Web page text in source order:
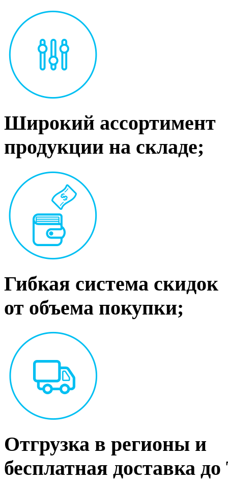
Широкий ассортимент
продукции на складе;
Гибкая система скидок
от объема покупки;
Отгрузка в регионы и
бесплатная доставка